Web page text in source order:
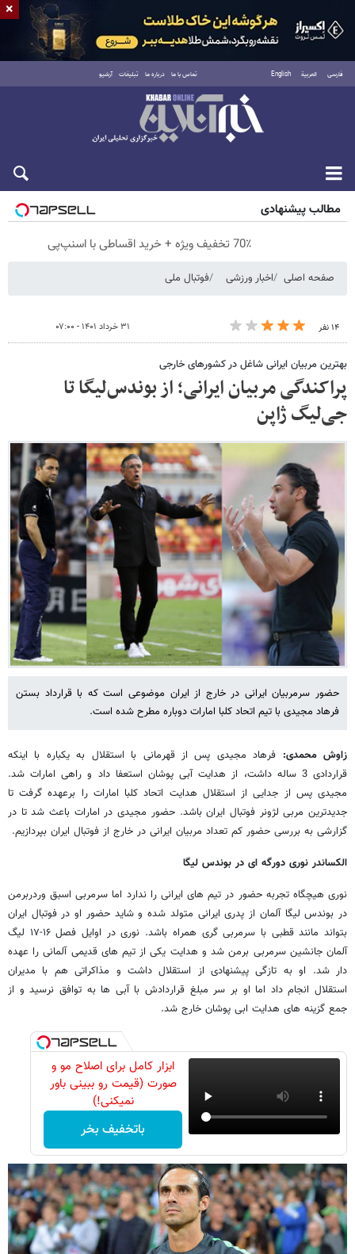
فارسی العربية English تماس با ما درباره ما تبلیغات آرشیو
پنجشنبه ۱۵ مرداد ۱۴۰۵
مطالب پیشنهادی
70٪ تخفیف ویژه + خرید اقساطی با اسنپ‌پی
صفحه اصلی اخبار ورزشی فوتبال ملی
۱۴ نفر ۳۱ خرداد ۱۴۰۱ - ۰۷:۰۰
بهترین مربیان ایرانی شاغل در کشورهای خارجی
پراکندگی مربیان ایرانی؛ از بوندس‌لیگا تا
جی‌لیگ ژاپن
حضور سرمربیان ایرانی در خارج از ایران موضوعی است که با قرارداد بستن
فرهاد مجیدی با تیم اتحاد کلبا امارات دوباره مطرح شده است.
زاوش محمدی: فرهاد مجیدی پس از قهرمانی با استقلال به یکباره با اینکه
قراردادی 3 ساله داشت، از هدایت آبی پوشان استعفا داد و راهی امارات شد.
مجیدی پس از جدایی از استقلال هدایت اتحاد کلبا امارات را برعهده گرفت تا
جدیدترین مربی لژونر فوتبال ایران باشد. حضور مجیدی در امارات باعث شد تا در
گزارشی به بررسی حضور کم تعداد مربیان ایرانی در خارج از فوتبال ایران بپردازیم.
الکساندر نوری دورگه ای در بوندس لیگا
نوری هیچگاه تجربه حضور در تیم های ایرانی را ندارد اما سرمربی اسبق وردربرمن
در بوندس لیگا آلمان از پدری ایرانی متولد شده و شاید حضور او در فوتبال ایران
بتواند مانند قطبی با سرمربی گری همراه باشد. نوری در اوایل فصل ۱۶-۱۷ لیگ
آلمان جانشین سرمربی برمن شد و هدایت یکی از تیم های قدیمی آلمانی را عهده
دار شد. او به تازگی پیشنهادی از استقلال داشت و مذاکراتی هم با مدیران
استقلال انجام داد اما او بر سر مبلغ قراردادش با آبی ها به توافق نرسید و از
جمع گزینه های هدایت ابی پوشان خارج شد.
ابزار کامل برای اصلاح مو و
صورت (قیمت رو ببینی باور
نمیکنی!)
باتخفیف بخر
×